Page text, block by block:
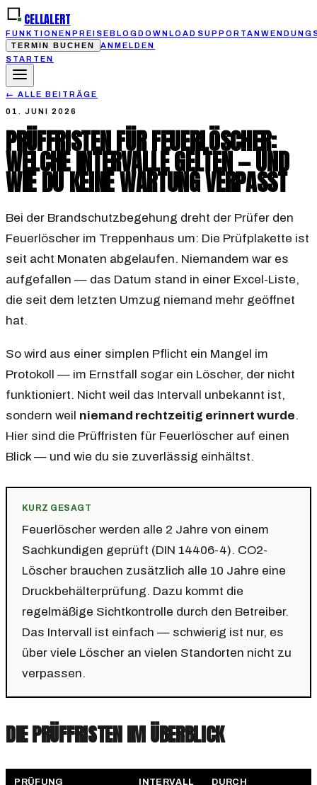
CELLALERT
FUNKTIONENPREISEBLOGDOWNLOAD SUPPORT
TERMIN BUCHEN
ANMELDEN
STARTEN
←ALLE BEITRÄGE
01. JUNI 2026
PRÜFFRISTEN FÜR FEUERLÖSCHER:
WELCHE INTERVALLE GELTEN — UND
WIE DU KEINE WARTUNG VERPASST
Bei der Brandschutzbegehung dreht der Prüfer den
Feuerlöscher im Treppenhaus um: Die Prüfplakette ist
seit acht Monaten abgelaufen. Niemandem war es
aufgefallen — das Datum stand in einer Excel-Liste,
die seit dem letzten Umzug niemand mehr geöffnet
hat.
So wird aus einer simplen Pflicht ein Mangel im
Protokoll — im Ernstfall sogar ein Löscher, der nicht
funktioniert. Nicht weil das Intervall unbekannt ist,
sondern weil niemand rechtzeitig erinnert wurde.
Hier sind die Prüffristen für Feuerlöscher auf einen
Blick — und wie du sie zuverlässig einhältst.
KURZ GESAGT
Feuerlöscher werden alle 2 Jahre von einem
Sachkundigen geprüft (DIN 14406-4). CO2-
Löscher brauchen zusätzlich alle 10 Jahre eine
Druckbehälterprüfung. Dazu kommt die
regelmäßige Sichtkontrolle durch den Betreiber.
Das Intervall ist einfach — schwierig ist nur, es
über viele Löscher an vielen Standorten nicht zu
verpassen.
DIE PRÜFFRISTEN IM ÜBERBLICK
PRÜFUNG INTERVALL DURCH